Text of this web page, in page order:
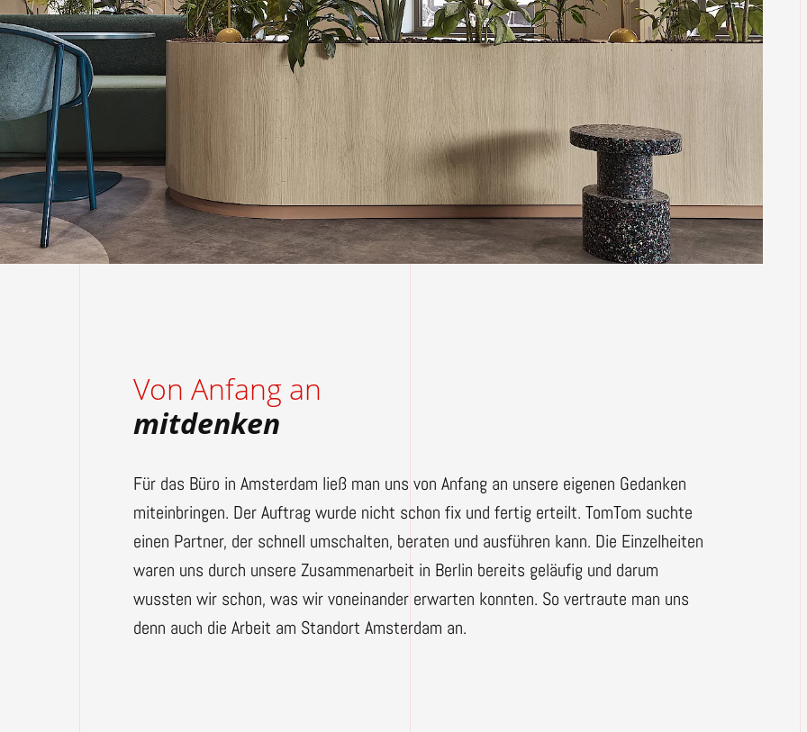
Von Anfang an
mitdenken
Für das Büro in Amsterdam ließ man uns von Anfang an unsere eigenen Gedanken
miteinbringen. Der Auftrag wurde nicht schon fix und fertig erteilt. TomTom suchte
einen Partner, der schnell umschalten, beraten und ausführen kann. Die Einzelheiten
waren uns durch unsere Zusammenarbeit in Berlin bereits geläufig und darum
wussten wir schon, was wir voneinander erwarten konnten. So vertraute man uns
denn auch die Arbeit am Standort Amsterdam an.